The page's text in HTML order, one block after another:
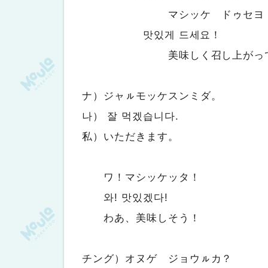
マシッケ ドゥセヨ
맛있게 드세요！
美味しく召し上がってく
ナ）ジャㇽモッケスンミダ。
나） 잘 먹겠습니다.
私）いただきます。
ワ！マシッケッタ！
와! 맛있겠다!
わあ、美味しそう！
チング）オヌゲ ジョウㇽカ？